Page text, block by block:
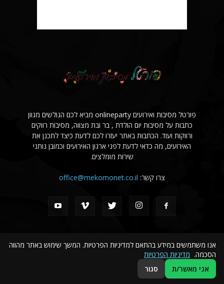
פורטל מסיבות ואירועים onlineparty מביא לכם הגולשים מגוון
כתבות על מסיבות יום הולדת , בר ובת מצווה, מסיבות רווקים
ורווקות ועוד. הכתבות באתר יעזרו לכם לדעת כיצד לתכנן את
האירועים, מה כדאי לדעת לפני ארגון האירועים וכמובן נותני
שירות מומלצים.
צרו קשר: office@mekomonet.co.il
פרסמו אצלנו פרסום עסקים בקבוצת מקומונט
© כל הזכויות שמורות לפורטל מסיבות ואירועים onlineparty.co.il
אנו משתמשים במידע בהתאם למדיניות הפרטיות. המשך שימוש באתר מהווה
הסכמה. מדיניות הפרטיות
אני מאשר/ת
סגור